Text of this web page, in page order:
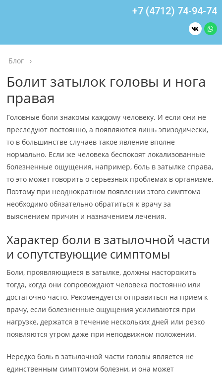
+7 (4712) 74-94-74
Блог ›
Болит затылок головы и нога
правая
Головные боли знакомы каждому человеку. И если они не
преследуют постоянно, а появляются лишь эпизодически,
то в большинстве случаев такое явление вполне
нормально. Если же человека беспокоят локализованные
болезненные ощущения, например, боль в затылке справа,
то это может говорить о серьезных проблемах в организме.
Поэтому при неоднократном появлении этого симптома
необходимо обязательно обратиться к врачу за
выяснением причин и назначением лечения.
Характер боли в затылочной части
и сопутствующие симптомы
Боли, проявляющиеся в затылке, должны насторожить
тогда, когда они сопровождают человека постоянно или
достаточно часто. Рекомендуется отправиться на прием к
врачу, если болезненные ощущения усиливаются при
нагрузке, держатся в течение нескольких дней или резко
появляются утром даже при неподвижном положении.
Нередко боль в затылочной части головы является не
единственным симптомом болезни, и она может